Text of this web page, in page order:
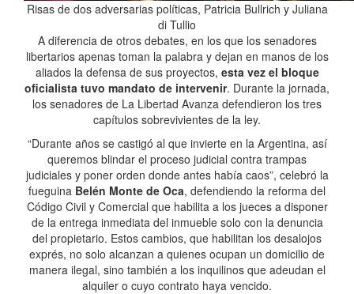
Risas de dos adversarias políticas, Patricia Bullrich y Juliana
di Tullio
A diferencia de otros debates, en los que los senadores
libertarios apenas toman la palabra y dejan en manos de los
aliados la defensa de sus proyectos, esta vez el bloque
oficialista tuvo mandato de intervenir. Durante la jornada,
los senadores de La Libertad Avanza defendieron los tres
capítulos sobrevivientes de la ley.
“Durante años se castigó al que invierte en la Argentina, así
queremos blindar el proceso judicial contra trampas
judiciales y poner orden donde antes había caos”, celebró la
fueguina Belén Monte de Oca, defendiendo la reforma del
Código Civil y Comercial que habilita a los jueces a disponer
de la entrega inmediata del inmueble solo con la denuncia
del propietario. Estos cambios, que habilitan los desalojos
exprés, no solo alcanzan a quienes ocupan un domicilio de
manera ilegal, sino también a los inquilinos que adeudan el
alquiler o cuyo contrato haya vencido.